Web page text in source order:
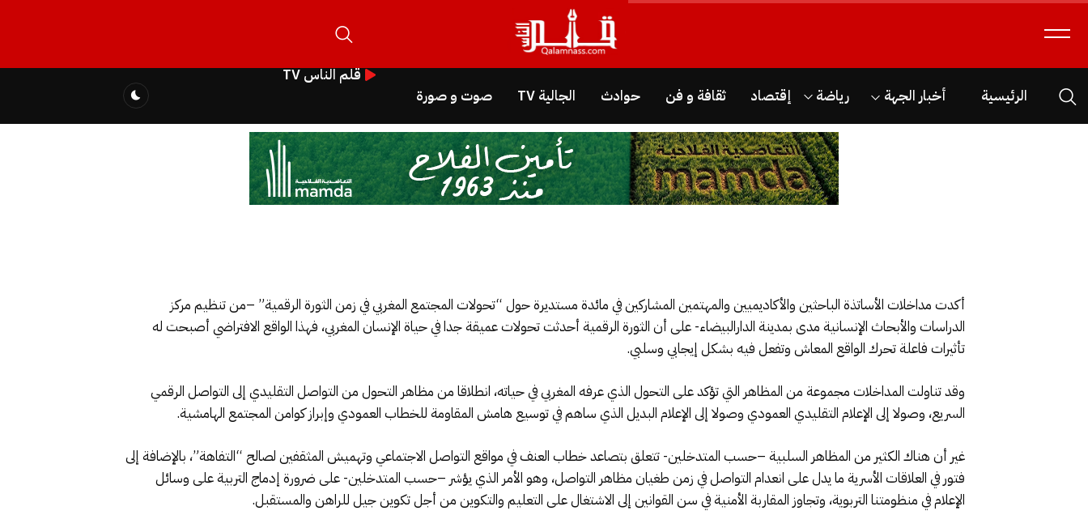
الرئيسية أخبار الجهة رياضة إقتصاد ثقافة و فن حوادث الجالية TV صوت و صورة
قلم الناس TV
أكدت مداخلات الأساتذة الباحثين والأكاديميين والمهتمين المشاركين في مائدة مستديرة حول “تحولات المجتمع المغربي في زمن الثورة الرقمية” –من تنظيم مركز
الدراسات والأبحاث الإنسانية مدى بمدينة الدارالبيضاء- على أن الثورة الرقمية أحدثت تحولات عميقة جدا في حياة الإنسان المغربي، فهذا الواقع الافتراضي أصبحت له
تأثيرات فاعلة تحرك الواقع المعاش وتفعل فيه بشكل إيجابي وسلبي.
وقد تناولت المداخلات مجموعة من المظاهر التي تؤكد على التحول الذي عرفه المغربي في حياته، انطلاقا من مظاهر التحول من التواصل التقليدي إلى التواصل الرقمي
السريع، وصولا إلى الإعلام التقليدي العمودي وصولا إلى الإعلام البديل الذي ساهم في توسيع هامش المقاومة للخطاب العمودي وإبراز كوامن المجتمع الهامشية.
غير أن هناك الكثير من المظاهر السلبية –حسب المتدخلين- تتعلق بتصاعد خطاب العنف في مواقع التواصل الاجتماعي وتهميش المثقفين لصالح “التفاهة”، بالإضافة إلى
فتور في العلاقات الأسرية ما يدل على انعدام التواصل في زمن طغيان مظاهر التواصل، وهو الأمر الذي يؤشر –حسب المتدخلين- على ضرورة إدماج التربية على وسائل
الإعلام في منظومتنا التربوية، وتجاوز المقاربة الأمنية في سن القوانين إلى الاشتغال على التعليم والتكوين من أجل تكوين جيل للراهن والمستقبل.